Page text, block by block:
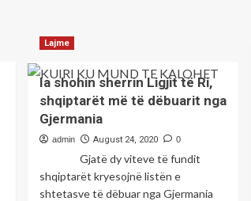
Lajme
Ia shohin sherrin Ligjit të Ri,
shqiptarët më të dëbuarit nga
Gjermania
admin August 24, 2020 0
Gjatë dy viteve të fundit
shqiptarët kryesojnë listën e
shtetasve të dëbuar nga Gjermania